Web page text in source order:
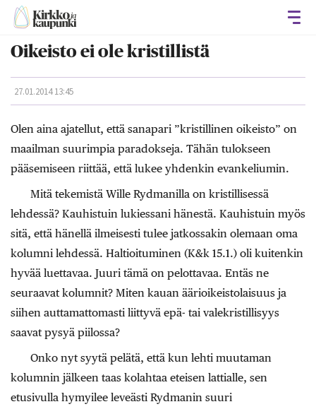
Oikeisto ei ole kristillistä
27.01.2014 13:45
Olen aina ajatellut, että sanapari ”kristillinen oikeisto” on
maailman suurimpia paradokseja. Tähän tulokseen
pääsemiseen riittää, että lukee yhdenkin evankeliumin.
Mitä tekemistä Wille Rydmanilla on kristillisessä
lehdessä? Kauhistuin lukiessani hänestä. Kauhistuin myös
sitä, että hänellä ilmeisesti tulee jatkossakin olemaan oma
kolumni lehdessä. Haltioituminen (K&k 15.1.) oli kuitenkin
hyvää luettavaa. Juuri tämä on pelottavaa. Entäs ne
seuraavat kolumnit? Miten kauan äärioikeistolaisuus ja
siihen auttamattomasti liittyvä epä- tai valekristillisyys
saavat pysyä piilossa?
Onko nyt syytä pelätä, että kun lehti muutaman
kolumnin jälkeen taas kolahtaa eteisen lattialle, sen
etusivulla hymyilee leveästi Rydmanin suuri